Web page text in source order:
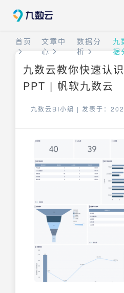
首页
文章中
心
数据分
析
九
据
九数云教你快速认
PPT | 帆软九数云
九数云BI小编 | 发表于：